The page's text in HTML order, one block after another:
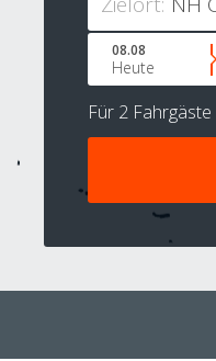
08.08
Heute
Für 2 Fahrgäste